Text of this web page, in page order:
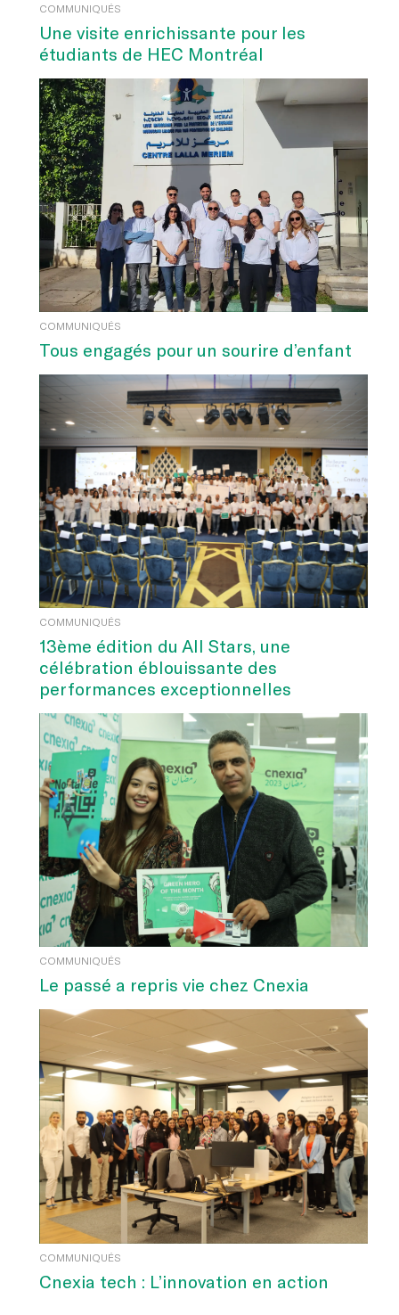
COMMUNIQUÉS
Une visite enrichissante pour les
étudiants de HEC Montréal
COMMUNIQUÉS
Tous engagés pour un sourire d’enfant
COMMUNIQUÉS
13ème édition du All Stars, une
célébration éblouissante des
performances exceptionnelles
COMMUNIQUÉS
Le passé a repris vie chez Cnexia
COMMUNIQUÉS
Cnexia tech : L’innovation en action